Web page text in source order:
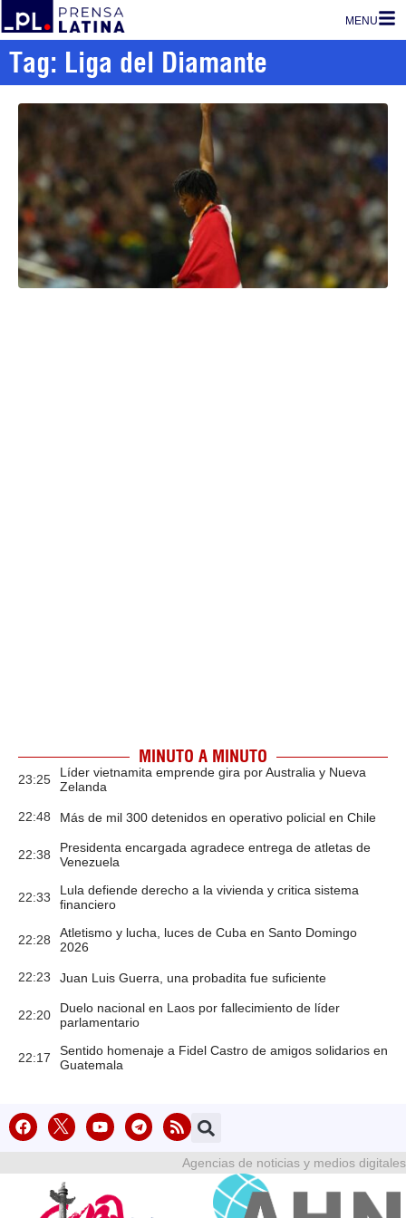
MENU
Tag: Liga del Diamante
MINUTO A MINUTO
23:25
Líder vietnamita emprende gira por Australia y Nueva
Zelanda
22:48 Más de mil 300 detenidos en operativo policial en Chile
22:38
Presidenta encargada agradece entrega de atletas de
Venezuela
22:33
Lula defiende derecho a la vivienda y critica sistema
financiero
22:28
Atletismo y lucha, luces de Cuba en Santo Domingo
2026
22:23 Juan Luis Guerra, una probadita fue suficiente
22:20
Duelo nacional en Laos por fallecimiento de líder
parlamentario
22:17
Sentido homenaje a Fidel Castro de amigos solidarios en
Guatemala
Agencias de noticias y medios digitales